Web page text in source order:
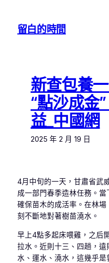
留白的時間
新查包養
“點沙成金
益_中國網
2025 年 2 月 19 日
4月中旬的一天，甘肅省武
成一部門春季造林任務。當
確保苗木的成活率。在林
刻不斷地對著樹苗澆水。
早上4點多起床喂雞，之后
拉水。近則十三、四趟，
水、運水、澆水，這幾乎是